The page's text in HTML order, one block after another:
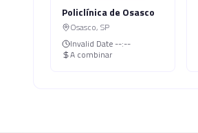
Policlínica de Osasco
Osasco, SP
Invalid Date --:--
A combinar